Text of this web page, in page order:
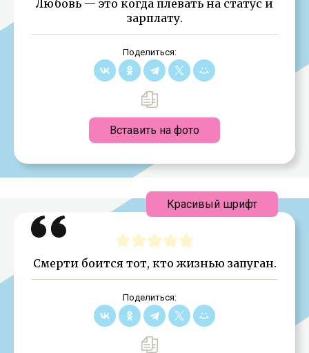
Любовь — это когда плевать на статус и
зарплату.
Поделиться:
Вставить на фото
Смерти боится тот, кто жизнью запуган.
Поделиться:
Красивый шрифт